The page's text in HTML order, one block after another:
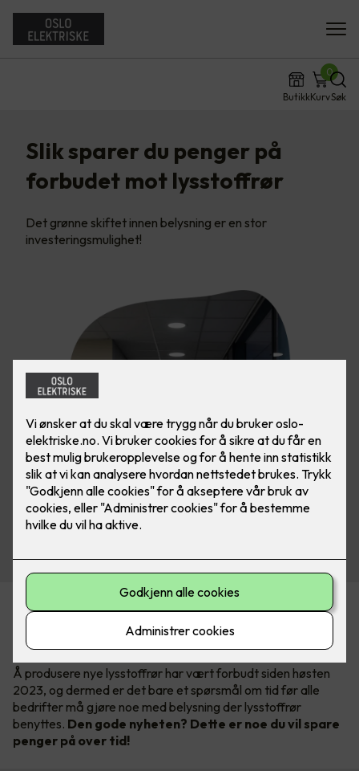
ButikkKurv
0
Søk
Slik sparer du penger på
forbudet mot lysstoffrør
Det grønne skiftet innen belysning er en stor
investeringsmulighet!
En av konsekvensene av RoHS-direktivet, som har til hensikt
å begrense bruken av miljøskadelige stoffer, er at lysstoffrør
avvikles.
Å produsere nye lysstoffrør har vært forbudt siden høsten
2023, og dermed er det bare et spørsmål om tid før alle
bedrifter må gjøre noe med belysning der lysstoffrør
benyttes. Den gode nyheten? Dette er noe du vil spare
penger på over tid!